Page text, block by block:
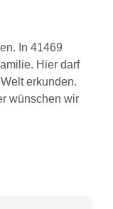
In 41469
Hier darf
erkunden.
wünschen wir